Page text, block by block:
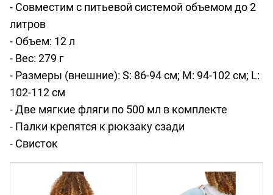
- Совместим с питьевой системой объемом до 2
литров
- Объем: 12 л
- Вес: 279 г
- Размеры (внешние): S: 86-94 см; M: 94-102 см; L:
102-112 см
- Две мягкие фляги по 500 мл в комплекте
- Палки крепятся к рюкзаку сзади
- Свисток